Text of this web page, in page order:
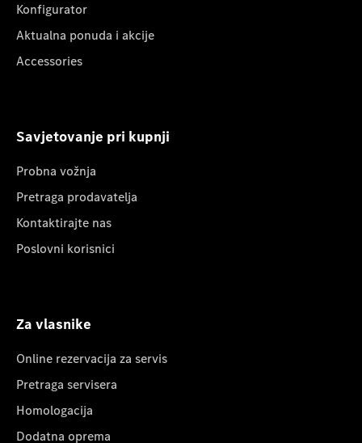
Konfigurator
Aktualna ponuda i akcije
Accessories
Savjetovanje pri kupnji
Probna vožnja
Pretraga prodavatelja
Kontaktirajte nas
Poslovni korisnici
Za vlasnike
Online rezervacija za servis
Pretraga servisera
Homologacija
Dodatna oprema